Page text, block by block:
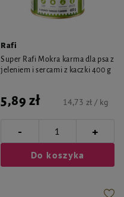
Rafi
Super Rafi Mokra karma dla psa z
jeleniem i sercami z kaczki 400 g
5,89 zł 14,73 zł / kg
- +
Do koszyka